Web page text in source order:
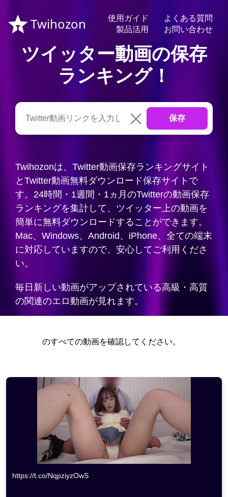
Twihozon 使用ガイド
よくある質問
製品活用
お問い合わせ
ツイッター動画の保存
ランキング！
Twihozonは、Twitter動画保存ランキングサイト
とTwitter動画無料ダウンロード保存サイトで
す。24時間・1週間・1ヵ月のTwitterの動画保存
ランキングを集計して、ツイッター上の動画を
簡単に無料ダウンロードすることができます。
Mac、Windows、Android、iPhone、全ての端末
に対応していますので、安心してご利用くださ
い。
毎日新しい動画がアップされている高級・高質
の関連のエロ動画が見れます。
のすべての動画を確認してください。
https://t.co/NqpziyzOwS